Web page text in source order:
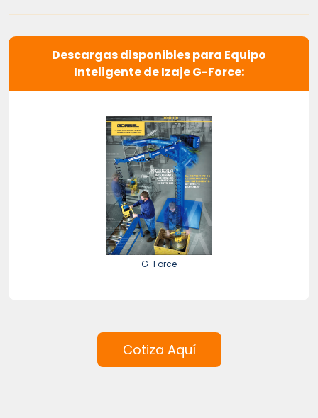
Descargas disponibles para Equipo
Inteligente de Izaje G-Force:
G-Force
Cotiza Aquí